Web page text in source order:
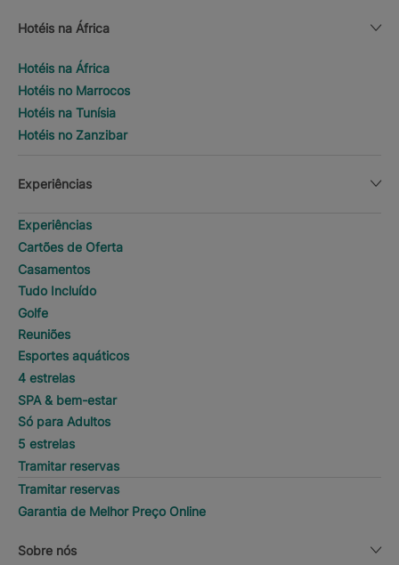
Hotéis na África
Hotéis na África
Hotéis no Marrocos
Hotéis na Tunísia
Hotéis no Zanzibar
Experiências
Experiências
Cartões de Oferta
Casamentos
Tudo Incluído
Golfe
Reuniões
Esportes aquáticos
4 estrelas
SPA & bem-estar
Só para Adultos
5 estrelas
Tramitar reservas
Tramitar reservas
Garantia de Melhor Preço Online
Sobre nós